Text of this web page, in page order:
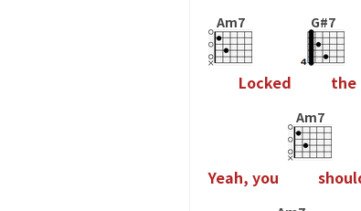
Am7
Locked
G#7
the
Yeah, you
Am7
shoul